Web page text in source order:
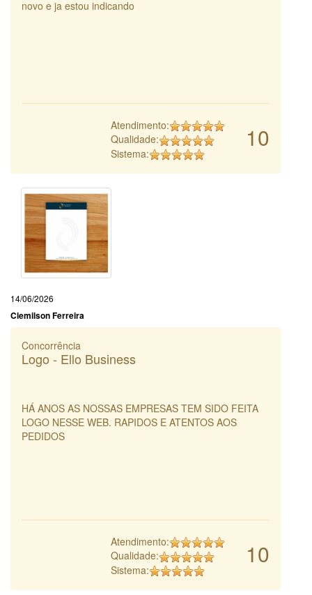
novo e ja estou indicando
10
Atendimento:
Qualidade:
Sistema:
14/06/2026
Clemilson Ferreira
Concorrência
Logo - Ello Business
HÁ ANOS AS NOSSAS EMPRESAS TEM SIDO FEITA
LOGO NESSE WEB. RAPIDOS E ATENTOS AOS
PEDIDOS
10
Atendimento:
Qualidade:
Sistema: